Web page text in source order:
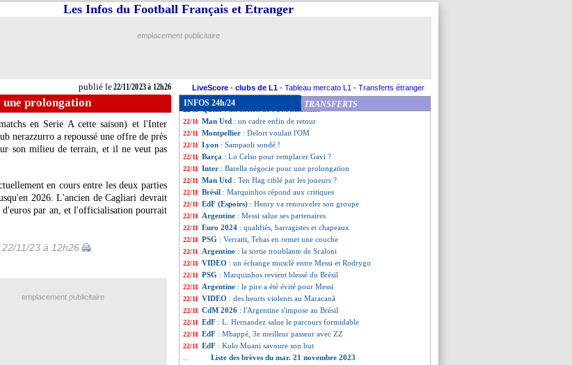
publié le22/11/2023 à 12h26
Les Infos du Football Français et Etranger
emplacement publicitaire
LiveScore - clubs de L1 - Tableau mercato L1 - Transferts étranger
prolongation
en Serie A cette saison) et l'Inter
nerazzurro a repoussé une offre de près
son milieu de terrain, et il ne veut pas
en cours entre les deux parties
2026. L'ancien de Cagliari devrait
par an, et l'officialisation pourrait
11/23 à 12h26
INFOS 24h/24 TRANSFERTS
22/11 Chelsea: Malouda ne comprend pas le projet
22/11 Bayern : Man Utd a tenté Müller l'hiver dernier
22/11 OM: Ounahi disponible contre Strasbourg ?
22/11 Allemagne: Nagelsmann a du boulot
22/11 OM: un intérêt pour Kamada ?
: un ancien de l'OM naturalisé
22/11 Man Utd : un cadre enfin de retour
22/11 Montpellier : Delort voulait l'OM
22/11 Lyon : Sampaoli sondé !
22/11 Barça : Lo Celso pour remplacer Gavi ?
22/11 Inter : Barella négocie pour une prolongation
22/11 Man Utd : Ten Hag ciblé par les joueurs ?
22/11 Brésil : Marquinhos répond aux critiques
22/11 EdF (Espoirs) : Henry va renouveler son groupe
22/11 Argentine : Messi salue ses partenaires
22/11 Euro 2024 : qualifiés, barragistes et chapeaux
22/11 PSG : Verratti, Tebas en remet une couche
22/11 Argentine : la sortie troublante de Scaloni
22/11 VIDEO : un échange musclé entre Messi et Rodrygo
22/11 PSG : Marquinhos revient blessé du Brésil
22/11 Argentine : le pire a été évité pour Messi
22/11 VIDEO : des heurts violents au Maracanã
22/11 CdM 2026 : l'Argentine s'impose au Brésil
22/11 EdF : L. Hernandez salue le parcours formidable
22/11 EdF : Mbappé, 3e meilleur passeur avec ZZ
22/11 EdF : Kolo Muani savoure son but
Liste des brèves du mar. 21 novembre 2023
emplacement publicitaire